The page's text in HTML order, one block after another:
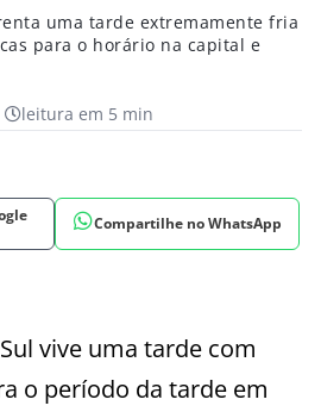
uma tarde extremamente fria
para o horário na capital e
leitura em 5 min
Compartilhe no WhatsApp
vive uma tarde com
o período da tarde em